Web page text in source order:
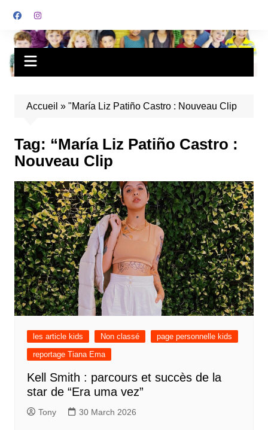
Accueil » "María Liz Patiño Castro : Nouveau Clip
Tag: “María Liz Patiño Castro :
Nouveau Clip
les article kids Non classé
page personnelle kids
reportage Tiana Ema
Kell Smith : parcours et succès de la
star de “Era uma vez”
Tony 30 March 2026